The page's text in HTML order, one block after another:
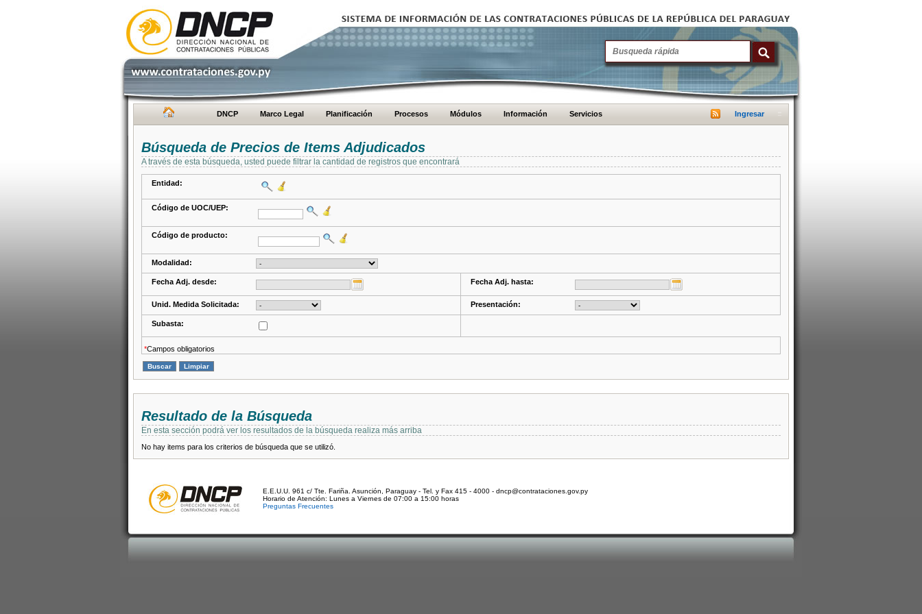
DNCP Marco Legal Planificación Procesos Módulos Información Servicios Ingresar
Búsqueda de Precios de Items Adjudicados
A través de esta búsqueda, usted puede filtrar la cantidad de registros que encontrará
Entidad:
Código de UOC/UEP:
Código de producto:
Modalidad:
Fecha Adj. desde: Fecha Adj. hasta:
Unid. Medida Solicitada: Presentación:
Subasta:
*Campos obligatorios
Resultado de la Búsqueda
En esta sección podrá ver los resultados de la búsqueda realiza más arriba
No hay items para los criterios de búsqueda que se utilizó.
E.E.U.U. 961 c/ Tte. Fariña. Asunción, Paraguay - Tel. y Fax 415 - 4000 - dncp@contrataciones.gov.py
Horario de Atención: Lunes a Viernes de 07:00 a 15:00 horas
Preguntas Frecuentes